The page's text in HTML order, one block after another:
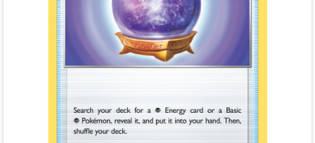
Mã giảm giá:
Ngày hết hạn:
Điều kiện: